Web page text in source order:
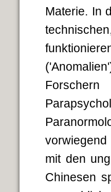
Materie. In
mit den
Chinesen